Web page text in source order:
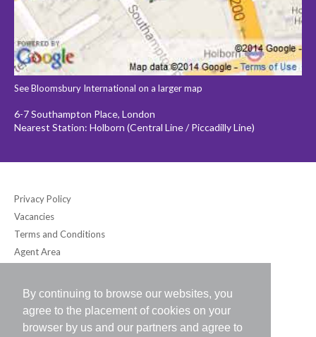
By continuing to browse our websites, you
agree to the placement of cookies on your
browser by us and our partners and agree to
See Bloomsbury International on a larger map
6-7 Southampton Place, London
Nearest Station: Holborn (Central Line / Piccadilly Line)
Privacy Policy
Vacancies
Terms and Conditions
Agent Area
Bloomsbury International (UK) Ltd
6-7 Southampton Place, London WC1A 2DB UK
Tel: +44 (0) 20-7242-2234 / Fax: +44 (0) 20-7242-8118